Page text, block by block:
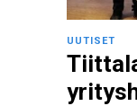
UUTISET